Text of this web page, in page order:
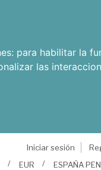
para habilitar la
las
Iniciar sesión
EUR ESPAÑA